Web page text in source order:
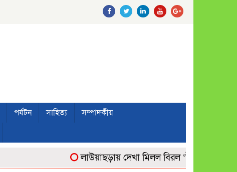
পর্যটন সাহিত্য
সম্পাদকীয়
লাউয়াছড়ায় দেখা মিলল বিরল ‘উল্টোলেজি’